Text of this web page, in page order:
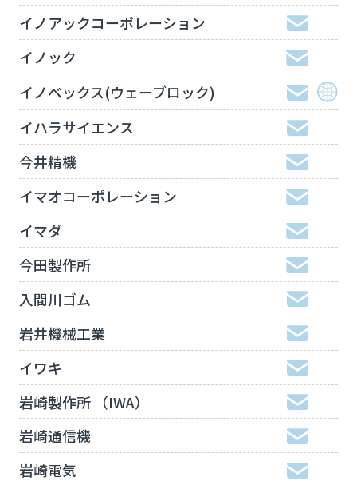
イノアックコーポレーション
イノック
イノベックス(ウェーブロック)
イハラサイエンス
今井精機
イマオコーポレーション
イマダ
今田製作所
入間川ゴム
岩井機械工業
イワキ
岩崎製作所 （IWA）
岩崎通信機
岩崎電気